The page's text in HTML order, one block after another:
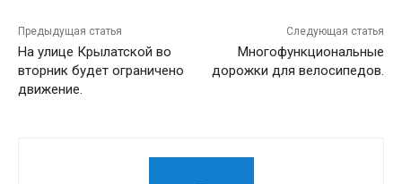
Предыдущая статья
На улице Крылатской во
вторник будет ограничено
движение.
Следующая статья
Многофункциональные
дорожки для велосипедов.